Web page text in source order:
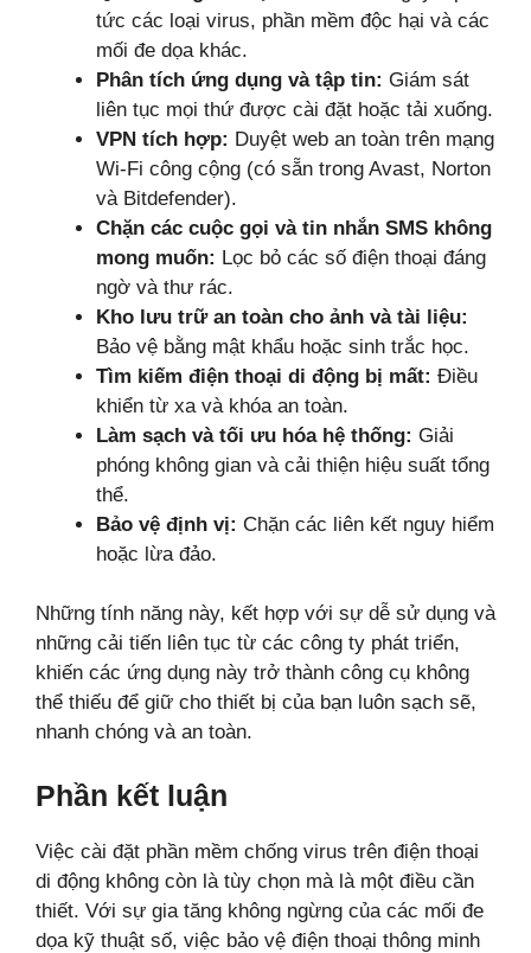
tức các loại virus, phần mềm độc hại và các
mối đe dọa khác.
Phân tích ứng dụng và tập tin: Giám sát
liên tục mọi thứ được cài đặt hoặc tải xuống.
VPN tích hợp: Duyệt web an toàn trên mạng
Wi-Fi công cộng (có sẵn trong Avast, Norton
và Bitdefender).
Chặn các cuộc gọi và tin nhắn SMS không
mong muốn: Lọc bỏ các số điện thoại đáng
ngờ và thư rác.
Kho lưu trữ an toàn cho ảnh và tài liệu:
Bảo vệ bằng mật khẩu hoặc sinh trắc học.
Tìm kiếm điện thoại di động bị mất: Điều
khiển từ xa và khóa an toàn.
Làm sạch và tối ưu hóa hệ thống: Giải
phóng không gian và cải thiện hiệu suất tổng
thể.
Bảo vệ định vị: Chặn các liên kết nguy hiểm
hoặc lừa đảo.
Những tính năng này, kết hợp với sự dễ sử dụng và
những cải tiến liên tục từ các công ty phát triển,
khiến các ứng dụng này trở thành công cụ không
thể thiếu để giữ cho thiết bị của bạn luôn sạch sẽ,
nhanh chóng và an toàn.
Phần kết luận
Việc cài đặt phần mềm chống virus trên điện thoại
di động không còn là tùy chọn mà là một điều cần
thiết. Với sự gia tăng không ngừng của các mối đe
dọa kỹ thuật số, việc bảo vệ điện thoại thông minh